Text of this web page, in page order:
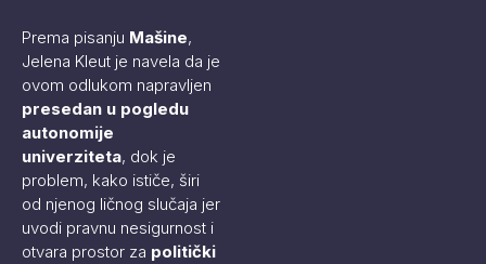
Prema pisanju Mašine,
Jelena Kleut je navela da je
ovom odlukom napravljen
presedan u pogledu
autonomije
univerziteta, dok je
problem, kako ističe, širi
od njenog ličnog slučaja jer
uvodi pravnu nesigurnost i
otvara prostor za politički